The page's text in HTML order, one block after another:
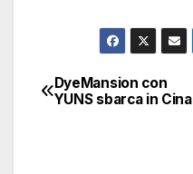
Navigazione
DyeMansion con
YUNS sbarca in Cina